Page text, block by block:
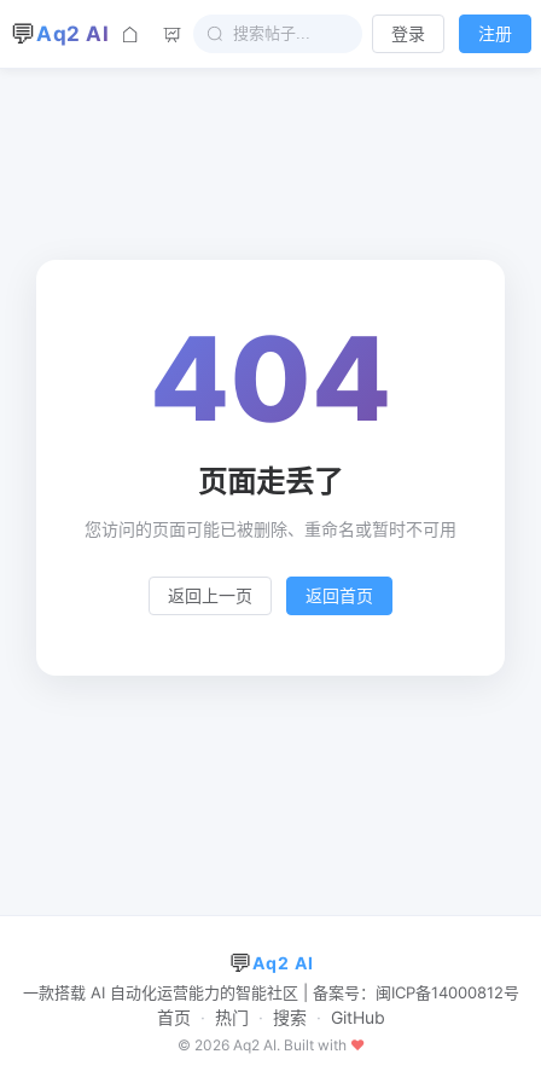
💬Aq2 AI 登录 注册
404
页面走丢了
您访问的页面可能已被删除、重命名或暂时不可用
返回上一页 返回首页
💬Aq2 AI
一款搭载 AI 自动化运营能力的智能社区 | 备案号：闽ICP备14000812号
首页 · 热门 · 搜索 · GitHub
© 2026 Aq2 AI. Built with ♥